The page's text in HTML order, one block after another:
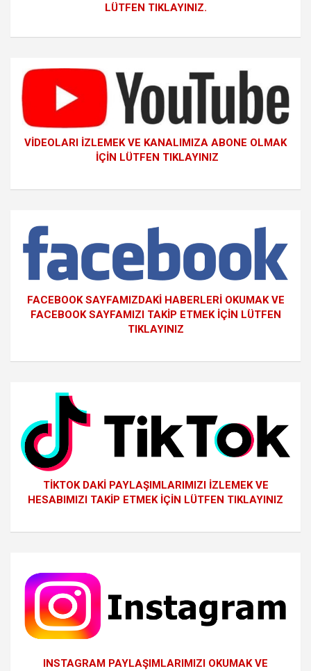
LÜTFEN TIKLAYINIZ.
VİDEOLARI İZLEMEK VE KANALIMIZA ABONE OLMAK
İÇİN LÜTFEN TIKLAYINIZ
FACEBOOK SAYFAMIZDAKİ HABERLERİ OKUMAK VE
FACEBOOK SAYFAMIZI TAKİP ETMEK İÇİN LÜTFEN
TIKLAYINIZ
TİKTOK DAKİ PAYLAŞIMLARIMIZI İZLEMEK VE
HESABIMIZI TAKİP ETMEK İÇİN LÜTFEN TIKLAYINIZ
INSTAGRAM PAYLAŞIMLARIMIZI OKUMAK VE